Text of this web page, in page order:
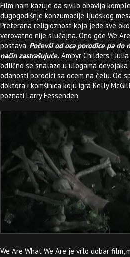
Film nam kazuje da sivilo obavija
dugogodišnje konzumacije ljudskog
Preterana religioznost koja jede sve
verovatno nije slučajna. Ono gde We
postava. Počevši od oca porodice pa
način zastrašujuće. Ambyr Childers i
odlično se snalaze u ulogama
odanosti porodici sa ocem na čelu. Od
doktora i komšinica koju igra Kelly
poznati Larry Fessenden.
We Are What We Are je vrlo dobar